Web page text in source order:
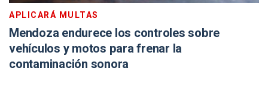
APLICARÁ MULTAS
Mendoza endurece los controles sobre
vehículos y motos para frenar la
contaminación sonora